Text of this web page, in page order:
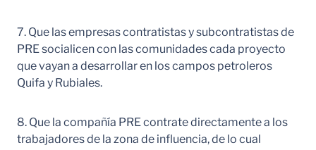
7. Que las empresas contratistas y subcontratistas de
PRE socialicen con las comunidades cada proyecto
que vayan a desarrollar en los campos petroleros
Quifa y Rubiales.
8. Que la compañía PRE contrate directamente a los
trabajadores de la zona de influencia, de lo cual